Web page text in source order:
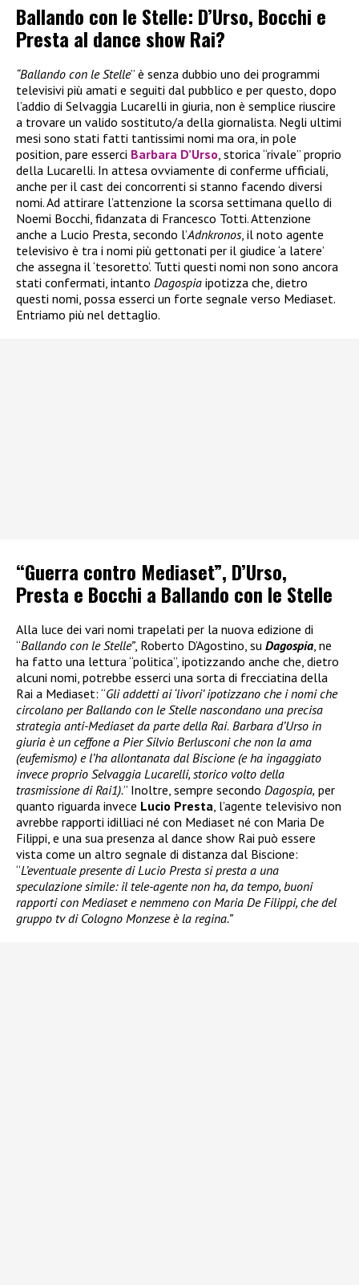
Ballando con le Stelle: D’Urso, Bocchi e
Presta al dance show Rai?
“Ballando con le Stelle” è senza dubbio uno dei programmi
televisivi più amati e seguiti dal pubblico e per questo, dopo
l’addio di Selvaggia Lucarelli in giuria, non è semplice riuscire
a trovare un valido sostituto/a della giornalista. Negli ultimi
mesi sono stati fatti tantissimi nomi ma ora, in pole
position, pare esserci Barbara D’Urso , storica “rivale” proprio
della Lucarelli. In attesa ovviamente di conferme ufficiali,
anche per il cast dei concorrenti si stanno facendo diversi
nomi. Ad attirare l’attenzione la scorsa settimana quello di
Noemi Bocchi, fidanzata di Francesco Totti. Attenzione
anche a Lucio Presta, secondo l’Adnkronos, il noto agente
televisivo è tra i nomi più gettonati per il giudice ‘a latere’
che assegna il ‘tesoretto’. Tutti questi nomi non sono ancora
stati confermati, intanto Dagospia ipotizza che, dietro
questi nomi, possa esserci un forte segnale verso Mediaset.
Entriamo più nel dettaglio.
“Guerra contro Mediaset”, D’Urso,
Presta e Bocchi a Ballando con le Stelle
Alla luce dei vari nomi trapelati per la nuova edizione di
“Ballando con le Stelle”, Roberto D’Agostino, su Dagospia, ne
ha fatto una lettura “politica”, ipotizzando anche che, dietro
alcuni nomi, potrebbe esserci una sorta di frecciatina della
Rai a Mediaset: “Gli addetti ai ‘livori’ ipotizzano che i nomi che
circolano per Ballando con le Stelle nascondano una precisa
strategia anti-Mediaset da parte della Rai. Barbara d’Urso in
giuria è un ceffone a Pier Silvio Berlusconi che non la ama
(eufemismo) e l’ha allontanata dal Biscione (e ha ingaggiato
invece proprio Selvaggia Lucarelli, storico volto della
trasmissione di Rai1).” Inoltre, sempre secondo Dagospia, per
quanto riguarda invece Lucio Presta, l’agente televisivo non
avrebbe rapporti idilliaci né con Mediaset né con Maria De
Filippi, e una sua presenza al dance show Rai può essere
vista come un altro segnale di distanza dal Biscione:
“L’eventuale presente di Lucio Presta si presta a una
speculazione simile: il tele-agente non ha, da tempo, buoni
rapporti con Mediaset e nemmeno con Maria De Filippi, che del
gruppo tv di Cologno Monzese è la regina.”